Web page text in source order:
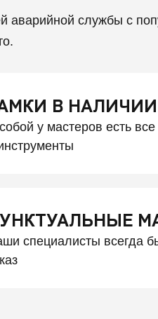
аварийной службы с
В НАЛИЧИИ
у мастеров есть
специалисты всегда